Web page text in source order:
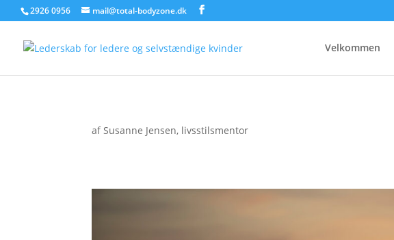
2926 0956 mail@total-bodyzone.dk
Velkommen
afSusanne Jensen, livsstilsmentor